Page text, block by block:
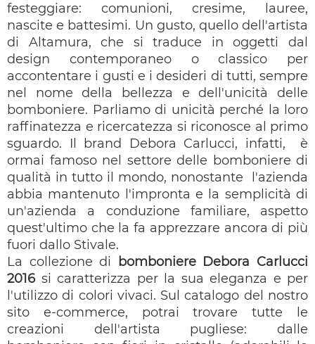
festeggiare: comunioni, cresime, lauree,
nascite e battesimi. Un gusto, quello dell'artista
di Altamura, che si traduce in oggetti dal
design contemporaneo o classico per
accontentare i gusti e i desideri di tutti, sempre
nel nome della bellezza e dell'unicità delle
bomboniere. Parliamo di unicità perché la loro
raffinatezza e ricercatezza si riconosce al primo
sguardo. Il brand Debora Carlucci, infatti, è
ormai famoso nel settore delle bomboniere di
qualità in tutto il mondo, nonostante l'azienda
abbia mantenuto l'impronta e la semplicità di
un'azienda a conduzione familiare, aspetto
quest'ultimo che la fa apprezzare ancora di più
fuori dallo Stivale.
La collezione di
bomboniere Debora Carlucci
2016si caratterizza per la sua eleganza e per
l'utilizzo di colori vivaci. Sul catalogo del nostro
sito e-commerce, potrai trovare tutte le
creazioni dell'artista pugliese: dalle